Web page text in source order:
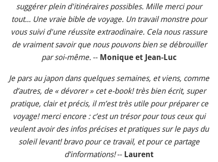
suggérer plein d'itinéraires possibles. Mille merci pour
tout... Une vraie bible de voyage. Un travail monstre pour
vous suivi d'une réussite extraodinaire. Cela nous rassure
de vraiment savoir que nous pouvons bien se débrouiller
par soi-même.-- Monique et Jean-Luc
Je pars au japon dans quelques semaines, et viens, comme
d’autres, de « dévorer » cet e-book! très bien écrit, super
pratique, clair et précis, il m’est très utile pour préparer ce
voyage! merci encore : c’est un trésor pour tous ceux qui
veulent avoir des infos précises et pratiques sur le pays du
soleil levant! bravo pour ce travail, et pour ce partage
d’informations!-- Laurent